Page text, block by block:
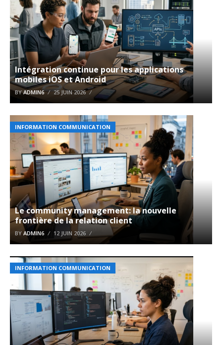
Intégration continue pour les applications
mobiles iOS et Android
BYADMIN6 25 JUIN 2026
INFORMATION COMMUNICATION
Le community management: la nouvelle
frontière de la relation client
BY ADMIN6 12 JUIN 2026
INFORMATION COMMUNICATION